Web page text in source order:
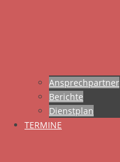
Ansprechpartner
Berichte
Dienstplan
TERMINE